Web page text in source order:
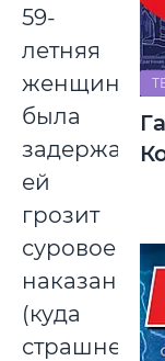
59-
летняя
женщина
была
задержана,
ей
грозит
суровое
наказание
(куда
страшнее